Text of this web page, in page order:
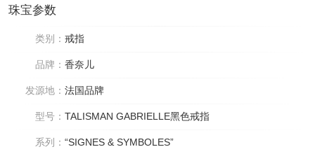
珠宝参数
类别： 戒指
品牌： 香奈儿
发源地： 法国品牌
型号： TALISMAN GABRIELLE黑色戒指
系列： “SIGNES & SYMBOLES”